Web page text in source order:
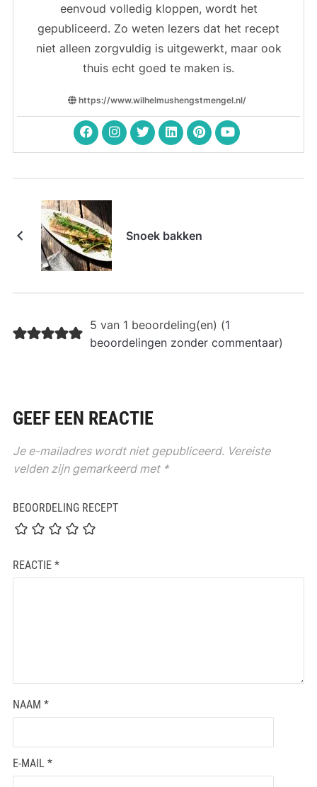
eenvoud volledig kloppen, wordt het
gepubliceerd. Zo weten lezers dat het recept
niet alleen zorgvuldig is uitgewerkt, maar ook
thuis echt goed te maken is.
https://www.wilhelmushengstmengel.nl/
Snoek bakken
5 van 1 beoordeling(en) (1
beoordelingen zonder commentaar)
GEEF EEN REACTIE
Je e-mailadres wordt niet gepubliceerd. Vereiste
velden zijn gemarkeerd met *
BEOORDELING RECEPT
REACTIE *
NAAM *
E-MAIL *